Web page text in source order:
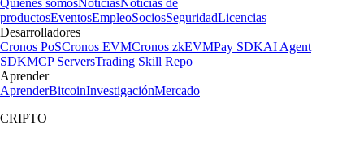
Quiénes somosNoticiasNoticias de
productosEventosEmpleoSociosSeguridadLicencias
Desarrolladores
Cronos PoSCronos EVMCronos zkEVMPay SDKAI Agent
SDKMCP ServersTrading Skill Repo
Aprender
AprenderBitcoinInvestigaciónMercado
CRIPTO